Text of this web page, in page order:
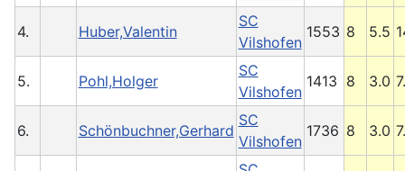
4. Huber,Valentin
SC
Vilshofen
1553 8 5.5
5. Pohl,Holger
SC
Vilshofen
1413 8 3.0
6. Schönbuchner,Gerhard
SC
Vilshofen
1736 8 3.0